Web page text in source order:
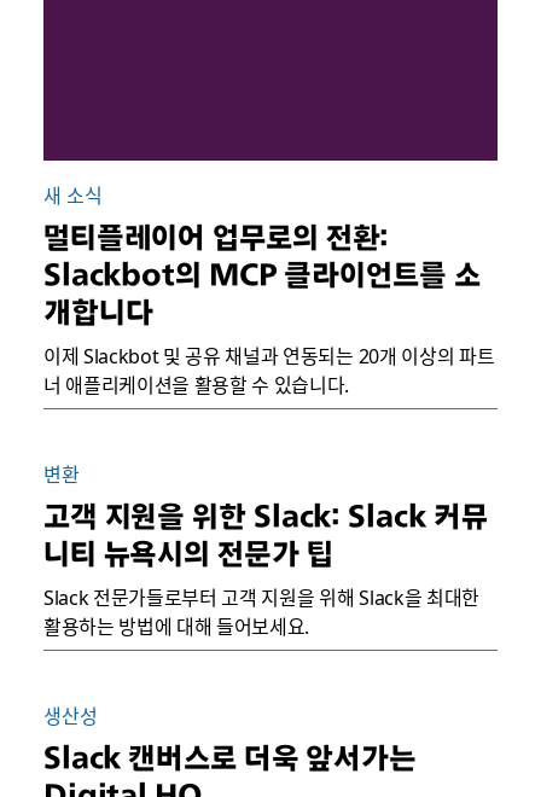
새 소식
멀티플레이어 업무로의 전환:
Slackbot의 MCP 클라이언트를 소
개합니다
이제 Slackbot 및 공유 채널과 연동되는 20개 이상의 파트
너 애플리케이션을 활용할 수 있습니다.
변환
고객 지원을 위한 Slack: Slack 커뮤
니티 뉴욕시의 전문가 팁
Slack 전문가들로부터 고객 지원을 위해 Slack을 최대한
활용하는 방법에 대해 들어보세요.
생산성
Slack 캔버스로 더욱 앞서가는